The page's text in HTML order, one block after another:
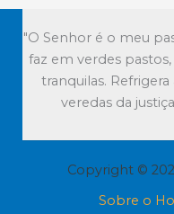
"O Senhor é o meu
faz em verdes
tranquilas.
veredas da
Copyright ©
Sobre o